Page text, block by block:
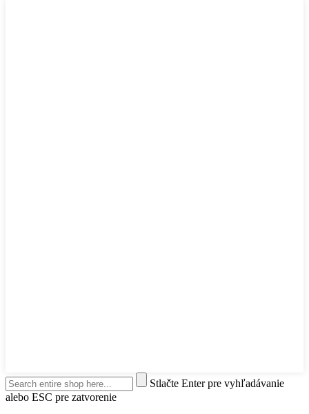
Stlačte Enter pre vyhľadávanie
alebo ESC pre zatvorenie